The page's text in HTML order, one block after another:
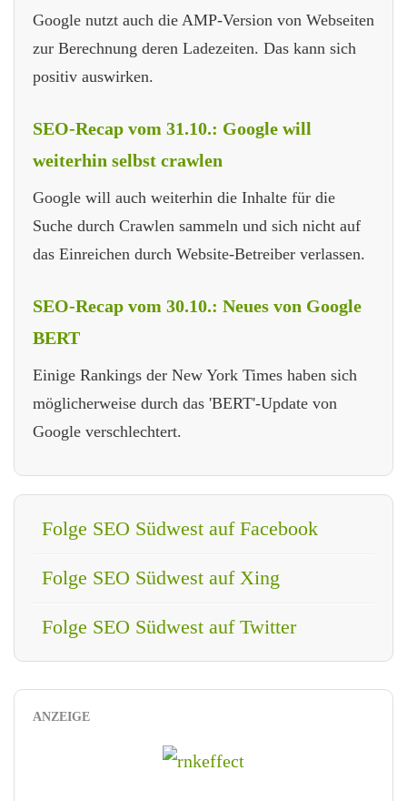
Google nutzt auch die AMP-Version von Webseiten
zur Berechnung deren Ladezeiten. Das kann sich
positiv auswirken.
SEO-Recap vom 31.10.: Google will
weiterhin selbst crawlen
Google will auch weiterhin die Inhalte für die
Suche durch Crawlen sammeln und sich nicht auf
das Einreichen durch Website-Betreiber verlassen.
SEO-Recap vom 30.10.: Neues von Google
BERT
Einige Rankings der New York Times haben sich
möglicherweise durch das 'BERT'-Update von
Google verschlechtert.
Folge SEO Südwest auf Facebook
Folge SEO Südwest auf Xing
Folge SEO Südwest auf Twitter
ANZEIGE